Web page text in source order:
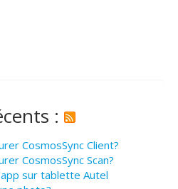
:
CosmosSync Client?
CosmosSync Scan?
sur tablette Autel